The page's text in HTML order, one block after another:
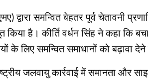
द्वारा समन्वित बेहतर पूर्व
किया है। कीर्ति वर्धन सिंह ने कहा
के लिए समन्वित समाधानों को बढ़ावा
जलवायु कार्रवाई में समानता और